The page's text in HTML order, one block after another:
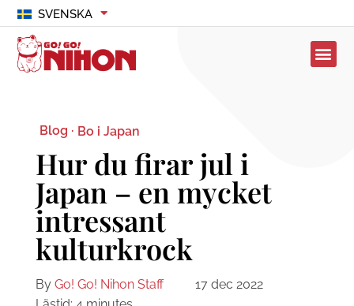
SVENSKA
Blog · Bo i Japan
Hur du firar jul i
Japan – en mycket
intressant
kulturkrock
By Go! Go! Nihon Staff
17 dec 2022